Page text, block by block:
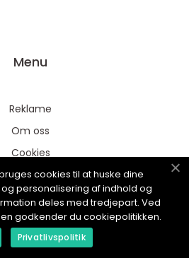
Menu
Reklame
Om oss
Cookies
Kontakt Oss
Sitemap
cookies til at huske dine
personalisering af indhold og
deles med tredjepart. Ved
godkender du cookiepolitikken.
Privatlivspolitik